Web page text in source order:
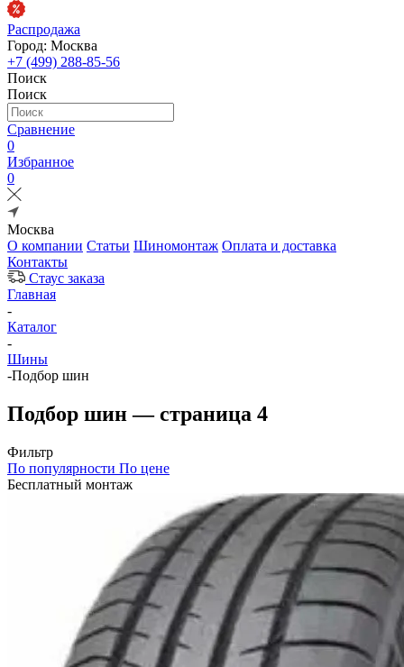
Распродажа
Город: Москва
+7 (499) 288-85-56
Поиск
Поиск
Сравнение
0
Избранное
0
Москва
О компании Статьи Шиномонтаж Оплата и доставка
Контакты
Стаус заказа
Главная
-
Каталог
-
Шины
-Подбор шин
Подбор шин — страница 4
Фильтр
По популярности По цене
Бесплатный монтаж